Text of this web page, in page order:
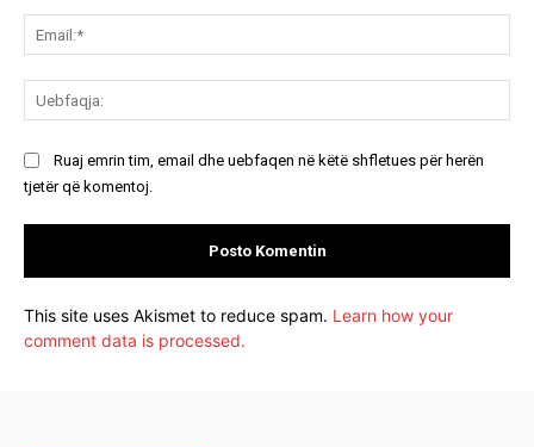
Ruaj emrin tim, email dhe uebfaqen në këtë shfletues për herën
tjetër që komentoj.
This site uses Akismet to reduce spam. Learn how your
comment data is processed.